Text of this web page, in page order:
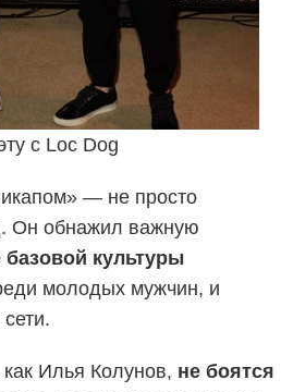
с Loc Dog
— не просто
Он обнажил важную
базовой культуры
молодых мужчин, и
Илья Колунов, не боятся